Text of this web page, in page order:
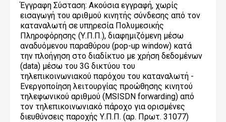
Έγγραφη Σύσταση: Ακούσια εγγραφή, χωρίς
εισαγωγή του αριθμού κινητής σύνδεσης από τον
καταναλωτή σε υπηρεσία Πολυμεσικής
Πληροφόρησης (Υ.Π.Π.), διαφημιζόμενη μέσω
αναδυόμενου παραθύρου (pop-up window) κατά
την πλοήγηση στο διαδίκτυο με χρήση δεδομένων
(data) μέσω του 3G δικτύου του
τηλεπικοινωνιακού παρόχου του καταναλωτή -
Ενεργοποίηση λειτουργίας προώθησης κινητού
τηλεφωνικού αριθμού (MSISDN forwarding) από
τον τηλεπικοινωνιακό πάροχο για ορισμένες
διευθύνσεις παροχής Υ.Π.Π. (αρ. Πρωτ. 31077)